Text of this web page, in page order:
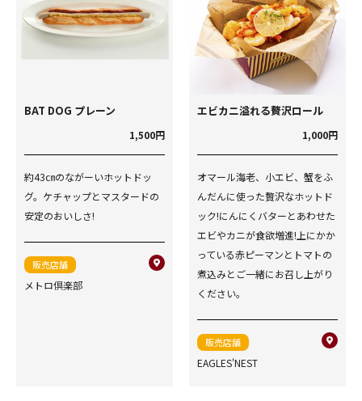
BAT DOG プレーン
1,500円
約43㎝のながーいホットドッ
グ。ケチャップとマスタードの
安定のおいしさ!
販売店舗
メトロ倶楽部
エビカニ溢れる贅沢ロール
1,000円
オマール海老、小エビ、蟹をふ
んだんに使った贅沢なホットド
ック!にんにくバターとあわせた
エビやカニが食欲増進!上にかか
っている赤ピーマンとトマトの
煮込みとご一緒にお召し上がり
ください。
販売店舗
EAGLES'NEST